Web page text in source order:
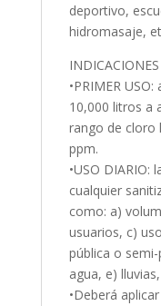
deportivo,
hidromasaje,
•PRIMER
10,000 litros a
rango de cloro
ppm.
•USO DIARIO:
cualquier
como: a)
usuarios, c)
pública o
agua, e)
•Deberá